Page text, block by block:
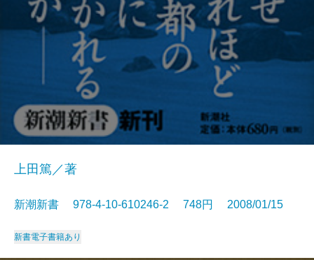
上田篤／著
新潮新書 978-4-10-610246-2 748円 2008/01/15
新書電子書籍あり